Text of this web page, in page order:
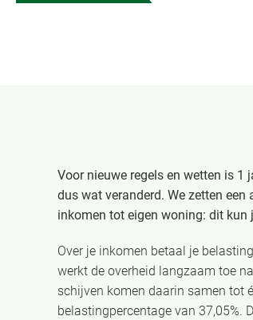
Voor nieuwe regels en wetten is
dus wat veranderd. We zetten
inkomen tot eigen woning: dit kun
Over je inkomen betaal je
werkt de overheid langzaam toe
schijven komen daarin samen tot
belastingpercentage van 37,05%.